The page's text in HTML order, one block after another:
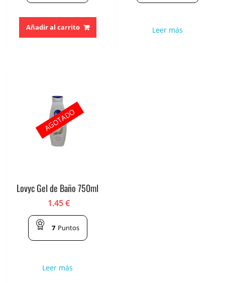
Añadir al carrito Leer más
Lovyc Gel de Baño 750ml
1.45€
7 Puntos
Leer más
AGOTADO